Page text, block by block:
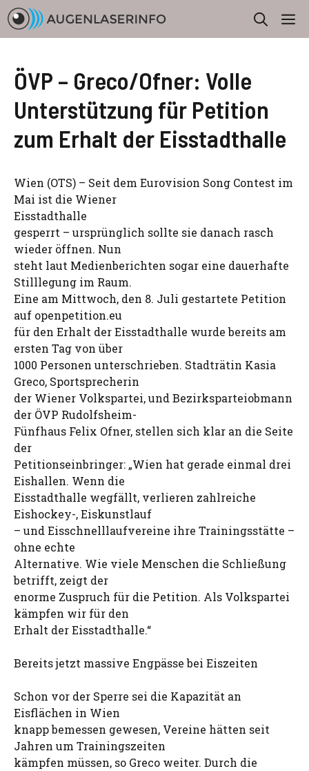
Zum
Inhalt
springen
ÖVP – Greco/Ofner: Volle
Unterstützung für Petition
zum Erhalt der Eisstadthalle
Wien (OTS) – Seit dem Eurovision Song Contest im
Mai ist die Wiener
Eisstadthalle
gesperrt – ursprünglich sollte sie danach rasch
wieder öffnen. Nun
steht laut Medienberichten sogar eine dauerhafte
Stilllegung im Raum.
Eine am Mittwoch, den 8. Juli gestartete Petition
auf openpetition.eu
für den Erhalt der Eisstadthalle wurde bereits am
ersten Tag von über
1000 Personen unterschrieben. Stadträtin Kasia
Greco, Sportsprecherin
der Wiener Volkspartei, und Bezirksparteiobmann
der ÖVP Rudolfsheim-
Fünfhaus Felix Ofner, stellen sich klar an die Seite
der
Petitionseinbringer: „Wien hat gerade einmal drei
Eishallen. Wenn die
Eisstadthalle wegfällt, verlieren zahlreiche
Eishockey-, Eiskunstlauf
– und Eisschnelllaufvereine ihre Trainingsstätte –
ohne echte
Alternative. Wie viele Menschen die Schließung
betrifft, zeigt der
enorme Zuspruch für die Petition. Als Volkspartei
kämpfen wir für den
Erhalt der Eisstadthalle.“
Bereits jetzt massive Engpässe bei Eiszeiten
Schon vor der Sperre sei die Kapazität an
Eisflächen in Wien
knapp bemessen gewesen, Vereine hätten seit
Jahren um Trainingszeiten
kämpfen müssen, so Greco weiter. Durch die